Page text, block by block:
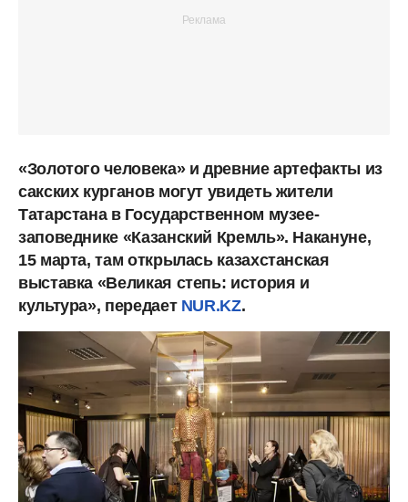
«Золотого человека» и древние артефакты из
сакских курганов могут увидеть жители
Татарстана в Государственном музее-
заповеднике «Казанский Кремль». Накануне,
15 марта, там открылась казахстанская
выставка «Великая степь: история и
культура», передает NUR.KZ.